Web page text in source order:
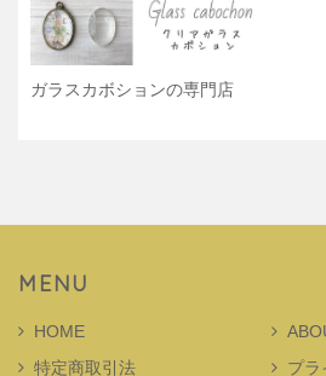
ガラスカボションの専門店
MENU
HOME
特定商取引法
プラ